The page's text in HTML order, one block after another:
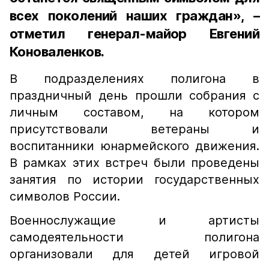
всех поколений наших граждан», –
отметил генерал-майор Евгений
Коноваленков.
В подразделениях полигона в
праздничный день прошли собрания с
личным составом, на котором
присутствовали ветераны и
воспитанники юнармейского движения.
В рамках этих встреч были проведены
занятия по истории государственных
символов России.
Военнослужащие и артисты
самодеятельности полигона
организовали для детей игровой